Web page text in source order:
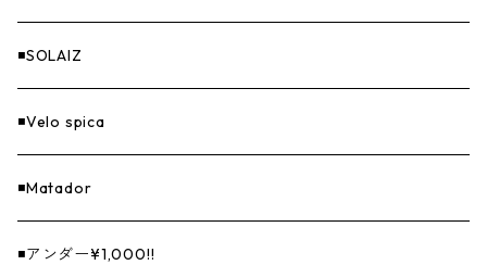
◾️SOLAIZ
◾️Velo spica
◾️Matador
◾️アンダー¥1,000!!